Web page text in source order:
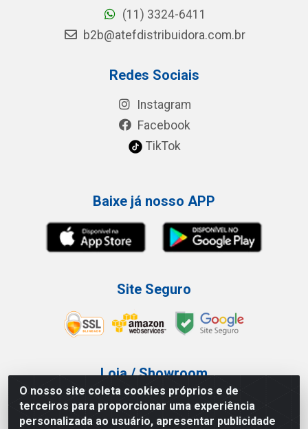
O nosso site coleta cookies próprios e de
terceiros para proporcionar uma experiência
personalizada ao usuário, apresentar publicidade
(11) 3324-6411
b2b@atefdistribuidora.com.br
Redes Sociais
Instagram
Facebook
TikTok
Baixe já nosso APP
Site Seguro
Loja / Showroom
Tel.: (11) 3227-0546
Av Vautier, 587/597 - Pari - São Paulo/SP